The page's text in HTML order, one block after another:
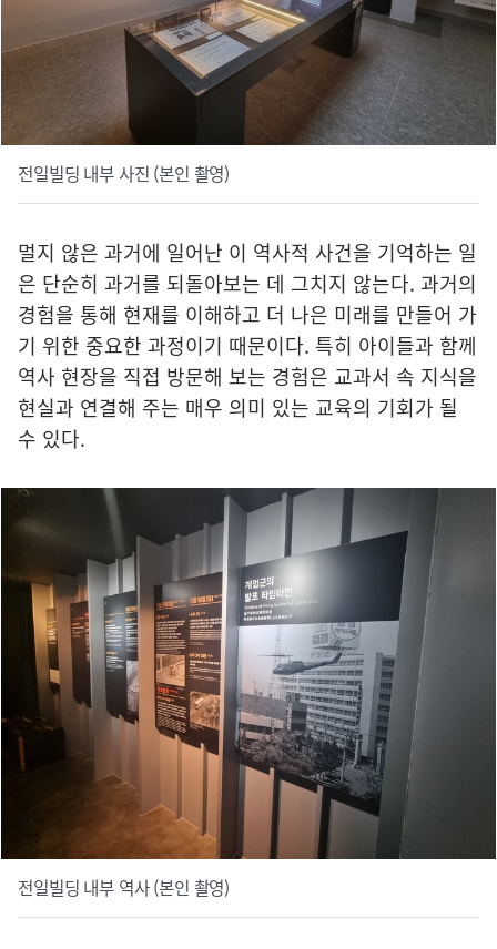
전일빌딩 내부 사진 (본인 촬영)
멀지 않은 과거에 일어난 이 역사적 사건을 기억하는 일
은 단순히 과거를 되돌아보는 데 그치지 않는다. 과거의
경험을 통해 현재를 이해하고 더 나은 미래를 만들어 가
기 위한 중요한 과정이기 때문이다. 특히 아이들과 함께
역사 현장을 직접 방문해 보는 경험은 교과서 속 지식을
현실과 연결해 주는 매우 의미 있는 교육의 기회가 될
수 있다.
전일빌딩 내부 역사 (본인 촬영)